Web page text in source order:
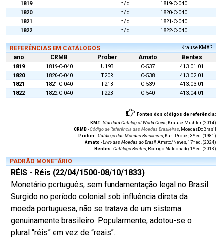
1819 n/d
1819-C-040
1820
n/d
1820-C-040
1821
n/d
1821-C-040
1822
n/d 1822-C-040
REFERÊNCIAS EM CATÁLOGOS Krause KM# ?
ano CRMB Prober Amato Bentes
1819 1819-C-040 U19B C-537
413.01.01
1820
1820-C-040 T20R C-538
413.02.01
1821
1821-C-040 T21B C-539
413.03.01
1822
1822-C-040 T22B C-540 413.04.01
Fontes dos códigos de referência:
KM#-Standard Catalog of World Coins, Krause-Mishler (2014)
CRMB -Código de Referência das Moedas Brasileiras, MoedasDoBrasil
Prober -Catálogo das Moedas Brasileiras, Kurt Prober, 3ª ed. (1981)
Amato -Livro das Moedas do Brasil, Amato/Neves, 17ª ed. (2024)
Bentes -Catálogo Bentes, Rodrigo Maldonado, 1ª ed. (2013)
PADRÃO MONETÁRIO
RÉIS - Réis (22/04/1500-08/10/1833)
Monetário português, sem fundamentação legal no Brasil.
Surgido no período colonial sob influência direta da
moeda portuguesa, não se tratava de um sistema
genuinamente brasileiro. Popularmente, adotou-se o
plural “réis” em vez de “reais”.